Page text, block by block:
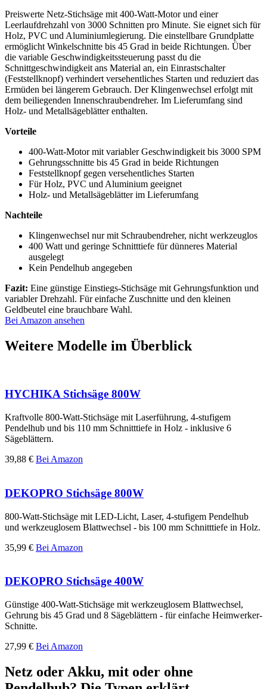
Preiswerte Netz-Stichsäge mit 400-Watt-Motor und einer
Leerlaufdrehzahl von 3000 Schnitten pro Minute. Sie eignet sich für
Holz, PVC und Aluminiumlegierung. Die einstellbare Grundplatte
ermöglicht Winkelschnitte bis 45 Grad in beide Richtungen. Über
die variable Geschwindigkeitssteuerung passt du die
Schnittgeschwindigkeit ans Material an, ein Einrastschalter
(Feststellknopf) verhindert versehentliches Starten und reduziert das
Ermüden bei längerem Gebrauch. Der Klingenwechsel erfolgt mit
dem beiliegenden Innenschraubendreher. Im Lieferumfang sind
Holz- und Metallsägeblätter enthalten.
Vorteile
400-Watt-Motor mit variabler Geschwindigkeit bis 3000 SPM
Gehrungsschnitte bis 45 Grad in beide Richtungen
Feststellknopf gegen versehentliches Starten
Für Holz, PVC und Aluminium geeignet
Holz- und Metallsägeblätter im Lieferumfang
Nachteile
Klingenwechsel nur mit Schraubendreher, nicht werkzeuglos
400 Watt und geringe Schnitttiefe für dünneres Material
ausgelegt
Kein Pendelhub angegeben
Fazit: Eine günstige Einstiegs-Stichsäge mit Gehrungsfunktion und
variabler Drehzahl. Für einfache Zuschnitte und den kleinen
Geldbeutel eine brauchbare Wahl.
Bei Amazon ansehen
Weitere Modelle im Überblick
HYCHIKA Stichsäge 800W
Kraftvolle 800-Watt-Stichsäge mit Laserführung, 4-stufigem
Pendelhub und bis 110 mm Schnitttiefe in Holz - inklusive 6
Sägeblättern.
39,88 € Bei Amazon
DEKOPRO Stichsäge 800W
800-Watt-Stichsäge mit LED-Licht, Laser, 4-stufigem Pendelhub
und werkzeuglosem Blattwechsel - bis 100 mm Schnitttiefe in Holz.
35,99 € Bei Amazon
DEKOPRO Stichsäge 400W
Günstige 400-Watt-Stichsäge mit werkzeuglosem Blattwechsel,
Gehrung bis 45 Grad und 8 Sägeblättern - für einfache Heimwerker-
Schnitte.
27,99 € Bei Amazon
Netz oder Akku, mit oder ohne